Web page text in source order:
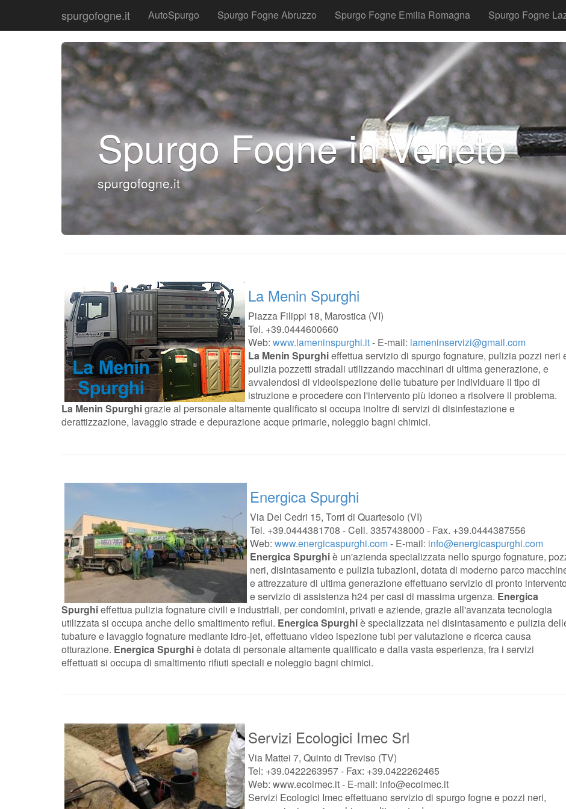
spurgofogne.it AutoSpurgo Spurgo Fogne Abruzzo Spurgo Fogne Emilia Romagna Spurgo Fogne
Spurgo Fogne in Veneto
spurgofogne.it
La Menin Spurghi
Piazza Filippi 18, Marostica (VI)
Tel. +39.0444600660
Web: www.lameninspurghi.it- E-mail: lameninservizi@gmail.com
La Menin Spurghieffettua servizio di spurgo fognature, pulizia pozzi neri
pulizia pozzetti stradali utilizzando macchinari di ultima generazione, e
avvalendosi di videoispezione delle tubature per individuare il tipo di
istruzione e procedere con l'intervento più idoneo a risolvere il problema.
La Menin Spurghigrazie al personale altamente qualificato si occupa inoltre di servizi di disinfestazione e
derattizzazione, lavaggio strade e depurazione acque primarie, noleggio bagni chimici.
Energica Spurghi
Via Dei Cedri 15, Torri di Quartesolo (VI)
Tel. +39.0444381708 - Cell. 3357438000 - Fax. +39.0444387556
Web: www.energicaspurghi.com- E-mail: info@energicaspurghi.com
Energica Spurghiè un'azienda specializzata nello spurgo fognature,
neri, disintasamento e pulizia tubazioni, dotata di moderno parco
e attrezzature di ultima generazione effettuano servizio di pronto
e servizio di assistenza h24 per casi di massima urgenza. Energica
Spurghieffettua pulizia fognature civili e industriali, per condomini, privati e aziende, grazie all'avanzata tecnologia
utilizzata si occupa anche dello smaltimento reflui. Energica Spurghiè specializzata nel disintasamento e pulizia
tubature e lavaggio fognature mediante idro-jet, effettuano video ispezione tubi per valutazione e ricerca causa
otturazione. Energica Spurghiè dotata di personale altamente qualificato e dalla vasta esperienza, fra i servizi
effettuati si occupa di smaltimento rifiuti speciali e noleggio bagni chimici.
Servizi Ecologici Imec Srl
Via Mattei 7, Quinto di Treviso (TV)
Tel: +39.0422263957 - Fax: +39.0422262465
Web: www.ecoimec.it - E-mail: info@ecoimec.it
Servizi Ecologici Imec effettuano servizio di spurgo fogne e pozzi neri,